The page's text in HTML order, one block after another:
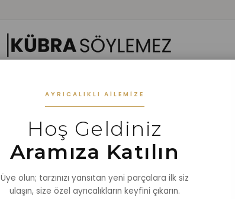
AYRICALIKLI AILEMIZE
Hoş Geldiniz
Aramıza Katılın
Üye olun; tarzınızı yansıtan yeni parçalara ilk siz
ulaşın, size özel ayrıcalıkların keyfini çıkarın.